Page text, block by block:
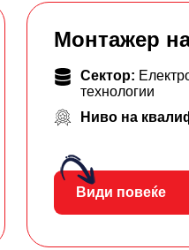
Монтажер
Сектор:
технологии
Ниво на
Види повеќе